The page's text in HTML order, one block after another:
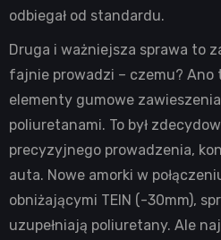
odbiegał od standardu.
Druga i ważniejsza sprawa to
fajnie prowadzi – czemu? Ano
elementy gumowe
poliuretanami. To był
precyzyjnego prowadzenia,
auta. Nowe amorki w
obniżającymi TEIN (-30mm),
uzupełniają poliuretany. Ale